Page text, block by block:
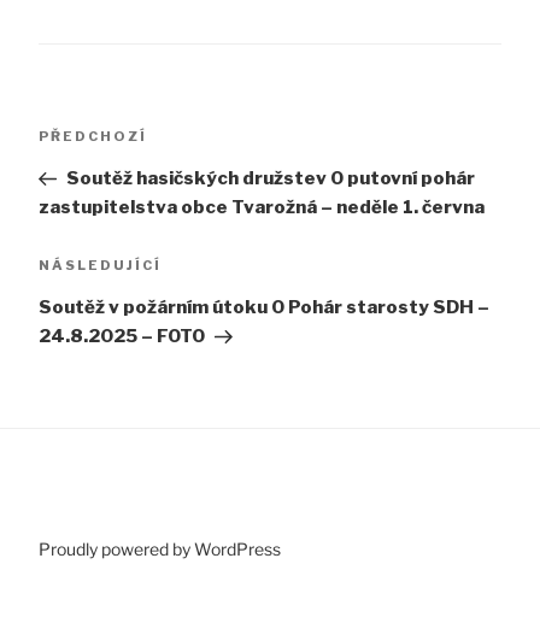
příspěvek
Předchozí
PŘEDCHOZÍ
Soutěž hasičských družstev O putovní pohár
zastupitelstva obce Tvarožná – neděle 1. června
Následující
NÁSLEDUJÍCÍ
Soutěž v požárním útoku O Pohár starosty SDH –
24.8.2025 – FOTO
Proudly powered by WordPress